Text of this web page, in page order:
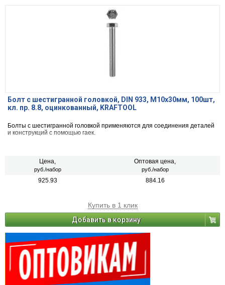
Болт с шестигранной головкой, DIN 933, M10x30мм, 100шт,
кл. пр. 8.8, оцинкованный, KRAFTOOL
Болты с шестигранной головкой применяются для соединения деталей
и конструкций с помощью гаек.
Цена,
руб./набор
Оптовая цена,
руб./набор
925.93 884.16
Купить в 1 клик
Добавить в корзину